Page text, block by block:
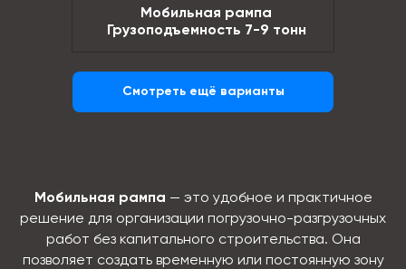
Мобильная рампа
Грузоподъемность 7-9 тонн
Смотреть ещё варианты
Мобильная рампа — это удобное и практичное
решение для организации погрузочно-разгрузочных
работ без капитального строительства. Она
позволяет создать временную или постоянную зону